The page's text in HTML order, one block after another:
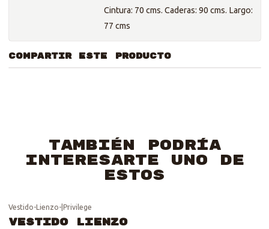
Cintura: 70 cms. Caderas: 90 cms. Largo:
77 cms
COMPARTIR ESTE PRODUCTO
También podría
interesarte uno de
estos
Vestido-Lienzo-| Privilege
Vestido Lienzo